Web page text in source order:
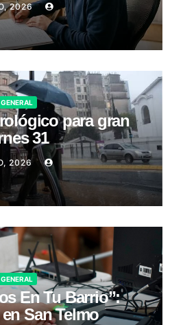
2026
para gran
31
2026
En Tu Barrio”:
San Telmo